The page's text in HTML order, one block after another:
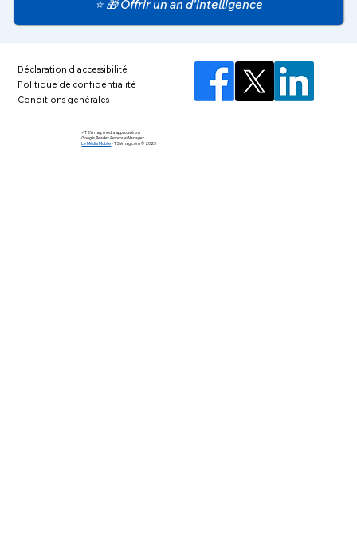
⭐ 🎁 Offrir un an d’intelligence
Déclaration d'accessibilité
Politique de confidentialité
Conditions générales
⚡️ TSVmag, média approuvé par
Google Reader Revenue Manager.
Le Média Mobile-TSVmag.com © 2025